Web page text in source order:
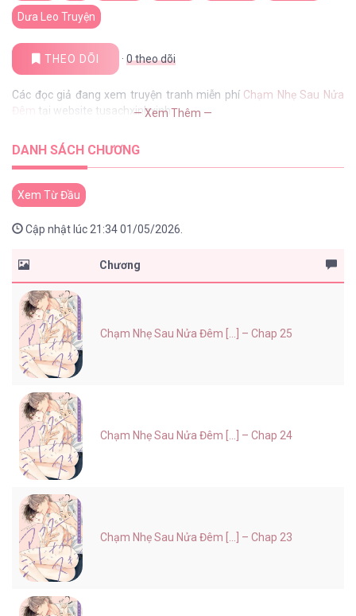
Dưa Leo Truyện
THEO DÕI · 0theo dõi
Các đọc giả đang xem truyện tranh miễn phí Chạm Nhẹ Sau Nửa
Đêm
tại website tusachxinhxinh— Xem Thêm —
DANH SÁCH CHƯƠNG
Xem Từ Đầu
Cập nhật lúc 21:34 01/05/2026.
Chương
Chạm Nhẹ Sau Nửa Đêm [...] – Chap 25
Chạm Nhẹ Sau Nửa Đêm [...] – Chap 24
Chạm Nhẹ Sau Nửa Đêm [...] – Chap 23